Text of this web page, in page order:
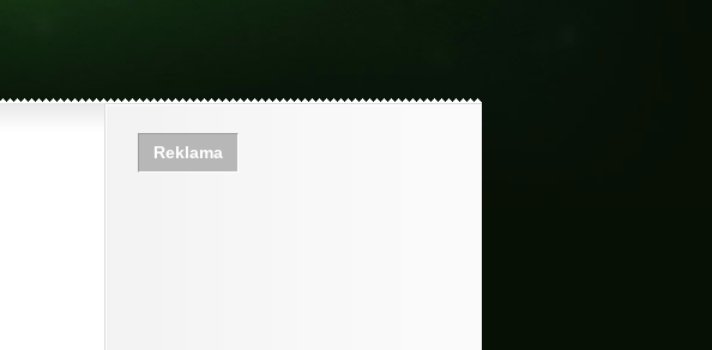
Reklama